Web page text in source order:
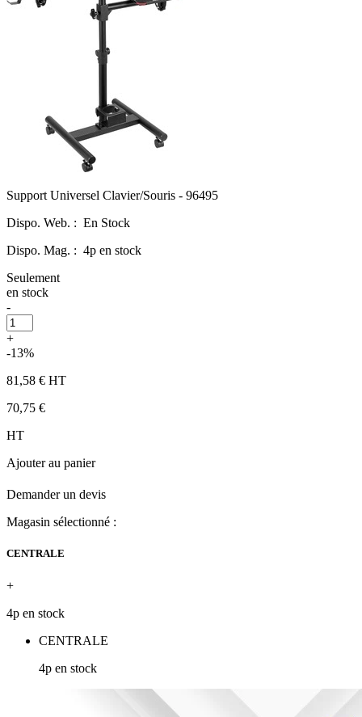
Support Universel Clavier/Souris - 96495
Dispo. Web. : En Stock
Dispo. Mag. : 4p en stock
Seulement
en stock
-
+
-13%
81,58 € HT
70,75 €
HT
Ajouter au panier
Demander un devis
Magasin sélectionné :
CENTRALE
+
4p en stock
CENTRALE
4p en stock